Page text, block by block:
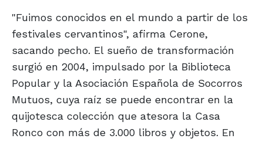
"Fuimos conocidos en el mundo a partir de los
festivales cervantinos", afirma Cerone,
sacando pecho. El sueño de transformación
surgió en 2004, impulsado por la Biblioteca
Popular y la Asociación Española de Socorros
Mutuos, cuya raíz se puede encontrar en la
quijotesca colección que atesora la Casa
Ronco con más de 3.000 libros y objetos. En